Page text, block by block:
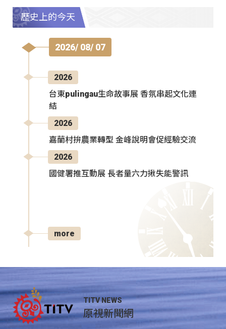
歷史上的今天
2026/ 08/ 07
2026
台東pulingau生命故事展 香氛串起文化連
結
2026
嘉蘭村拚農業轉型 金峰說明會促經驗交流
2026
國健署推互動展 長者量六力揪失能警訊
more
TITV NEWS
原視新聞網